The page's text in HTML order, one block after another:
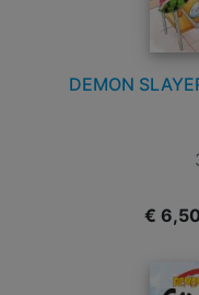
DEMON
€ 6,50